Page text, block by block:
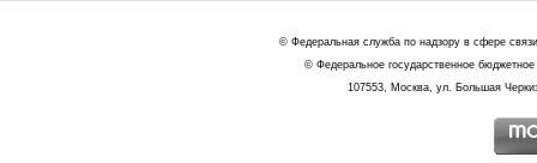
© Федеральная служба по надзору в сфере
© Федеральное государственное
107553, Москва, ул. Большая